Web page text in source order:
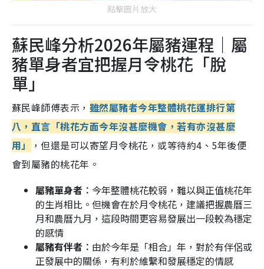
點擊圖片放大
蘇民峰分析2026年屬豬運程｜屬
豬單身者宜把握月令桃花「脫
單」
蘇民峰師傅表示， 雖然屬豬者今年整體桃花運排行第
八，直言「桃花方面今年沒甚麼機會，若有亦沒甚麼
用」
，但還是可以寄望月令桃花，或等待約4、5年後便
會到屬豬的桃花年。
屬豬單身者︰ 今年整體桃花較弱，難以與正值桃花年
的生肖相比。但機會在於月令桃花，建議把握農曆三
月和農曆九月，這段時間更容易發展出一段較為穩定
的感情
屬豬有伴者︰ 由於今年是「相合」年，對於有伴侶或
正發展中的關係，有利於維繫和發展穩定的情感